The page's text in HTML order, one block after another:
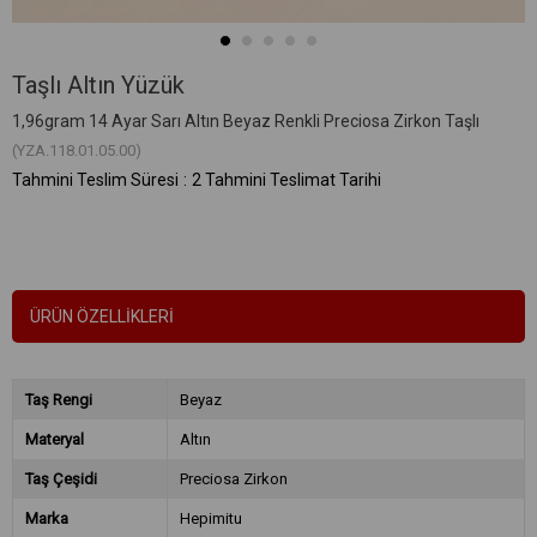
Taşlı Altın Yüzük
1,96gram 14 Ayar Sarı Altın Beyaz Renkli Preciosa Zirkon Taşlı
(YZA.118.01.05.00)
Tahmini Teslim Süresi : 2 Tahmini Teslimat Tarihi
ÜRÜN ÖZELLIKLERI
Taş Rengi Beyaz
Materyal Altın
Taş Çeşidi Preciosa Zirkon
Marka Hepimitu